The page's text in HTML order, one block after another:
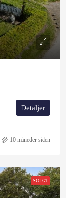
Detaljer
10 måneder siden
SOLGT